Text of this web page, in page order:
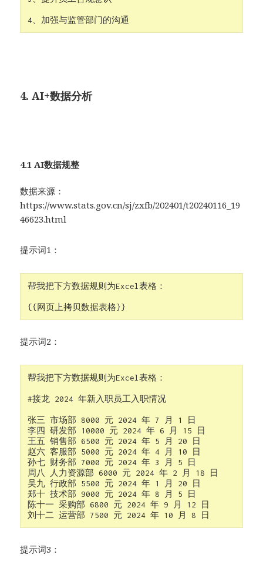
4、加强与监管部门的沟通
4. AI+数据分析
4.1 AI数据规整
数据来源：
https://www.stats.gov.cn/sj/zxfb/202401/t20240116_19
46623.html
提示词1：
帮我把下方数据规则为Excel表格：
{{网页上拷贝数据表格}}
提示词2：
帮我把下方数据规则为Excel表格：
#接龙 2024 年新入职员工入职情况
张三 市场部 8000 元 2024 年 7 月 1 日
李四 研发部 10000 元 2024 年 6 月 15 日
王五 销售部 6500 元 2024 年 5 月 20 日
赵六 客服部 5000 元 2024 年 4 月 10 日
孙七 财务部 7000 元 2024 年 3 月 5 日
周八 人力资源部 6000 元 2024 年 2 月 18 日
吴九 行政部 5500 元 2024 年 1 月 20 日
郑十 技术部 9000 元 2024 年 8 月 5 日
陈十一 采购部 6800 元 2024 年 9 月 12 日
提示词3：